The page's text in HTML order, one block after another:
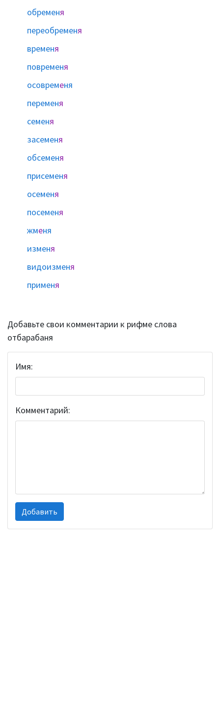
обременя
переобременя
временя
повременя
осовременя
переменя
семеня
засеменя
обсеменя
присеменя
осеменя
посеменя
жменя
изменя
видоизменя
применя
Добавьте свои комментарии к рифме слова
отбарабаня
Имя:
Комментарий: